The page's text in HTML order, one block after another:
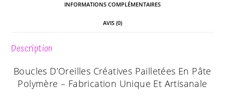
INFORMATIONS COMPLÉMENTAIRES
AVIS (0)
Description
Boucles D’Oreilles Créatives Pailletées En Pâte
Polymère – Fabrication Unique Et Artisanale